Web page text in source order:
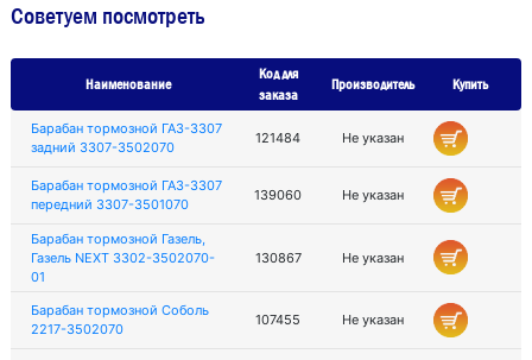
Советуем посмотреть
Наименование
Код для
заказа
Производитель Купить
Барабан тормозной ГАЗ-3307
задний 3307-3502070
121484 Не указан
Барабан тормозной ГАЗ-3307
передний 3307-3501070
139060 Не указан
Барабан тормозной Газель,
Газель NEXT 3302-3502070-
01
130867 Не указан
Барабан тормозной Соболь
2217-3502070
107455 Не указан